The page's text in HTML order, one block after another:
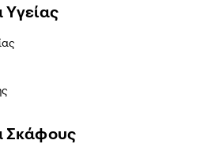
Σκάφους